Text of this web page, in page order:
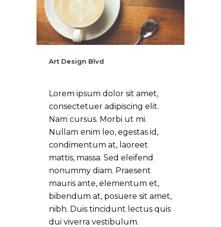
Art Design Blvd
Lorem ipsum dolor sit amet,
consectetuer adipiscing elit.
Nam cursus. Morbi ut mi.
Nullam enim leo, egestas id,
condimentum at, laoreet
mattis, massa. Sed eleifend
nonummy diam. Praesent
mauris ante, elementum et,
bibendum at, posuere sit amet,
nibh. Duis tincidunt lectus quis
dui viverra vestibulum.